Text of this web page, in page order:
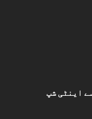
اینٹی شپ